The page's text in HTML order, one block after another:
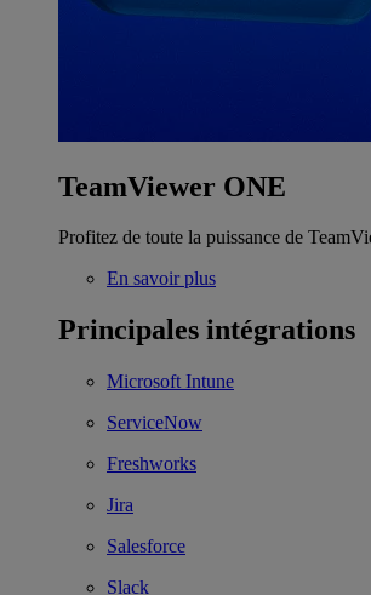
TeamViewer ONE
Profitez de toute la puissance de
En savoir plus
Principales intégrations
Microsoft Intune
ServiceNow
Freshworks
Jira
Salesforce
Slack